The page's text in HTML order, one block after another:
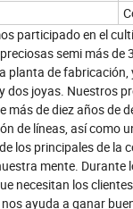
participado en el
semi más
planta de
joyas. Nuestros
más de diez años
de líneas, así como
los principales de
mente.
necesitan los
ayuda a ganar